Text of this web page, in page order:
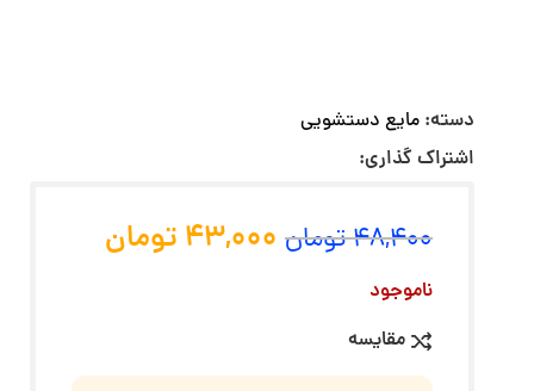
دسته: مایع دستشویی
اشتراک گذاری:
48,400تومان 43,000 تومان
ناموجود
مقایسه